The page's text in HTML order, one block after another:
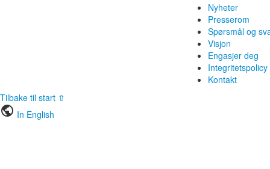
Nyheter
Presserom
Spørsmål og
Visjon
Engasjer deg
Integritetspolicy
Kontakt
Tilbake til start ⇧
public In English